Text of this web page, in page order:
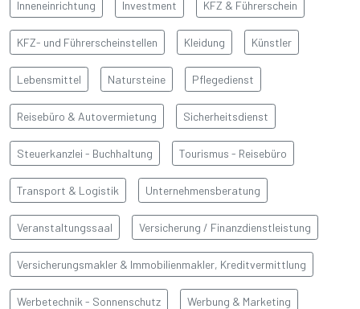
Inneneinrichtung Investment KFZ & Führerschein
KFZ- und Führerscheinstellen Kleidung Künstler
Lebensmittel Natursteine Pflegedienst
Reisebüro & Autovermietung Sicherheitsdienst
Steuerkanzlei - Buchhaltung Tourismus - Reisebüro
Transport & Logistik Unternehmensberatung
Veranstaltungssaal Versicherung / Finanzdienstleistung
Versicherungsmakler & Immobilienmakler, Kreditvermittlung
Werbetechnik - Sonnenschutz Werbung & Marketing
Detay yazı